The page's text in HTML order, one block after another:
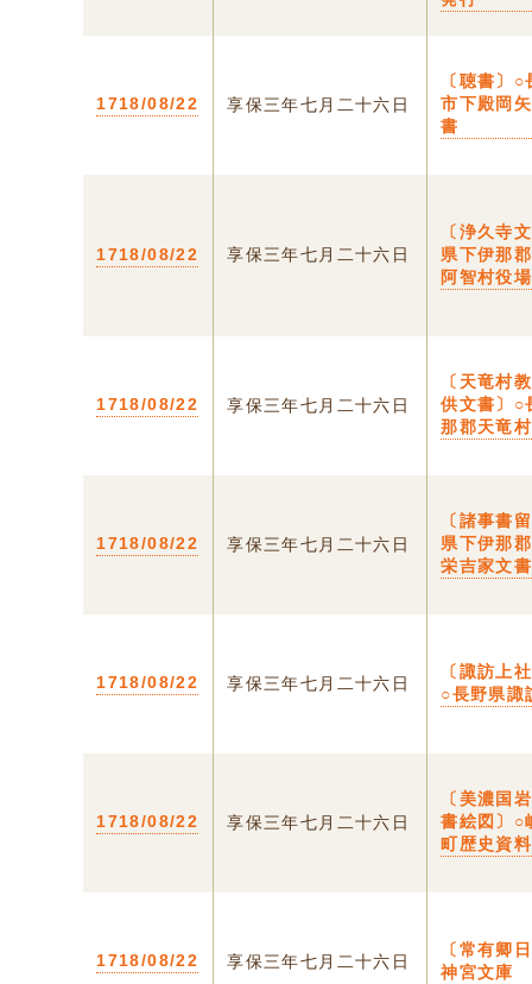
1718/08/22 享保三年七月二十六日
〔聴書〕
市下殿岡
書
1718/08/22 享保三年七月二十六日
〔浄久寺
県下伊那
阿智村役
1718/08/22 享保三年七月二十六日
〔天竜村
供文書〕○
那郡天竜村
1718/08/22 享保三年七月二十六日
〔諸事書
県下伊那
栄吉家文書
1718/08/22 享保三年七月二十六日
〔諏訪上
○長野県諏
1718/08/22 享保三年七月二十六日
〔美濃国
書絵図〕○
町歴史資
1718/08/22 享保三年七月二十六日
〔常有卿
神宮文庫